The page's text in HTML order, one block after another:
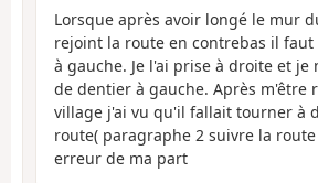
Lorsque après avoir longé le mur
rejoint la route en contrebas il
à gauche. Je l'ai prise à droite et je
de dentier à gauche. Après m'être
village j'ai vu qu'il fallait tourner à
route( paragraphe 2 suivre la route
erreur de ma part